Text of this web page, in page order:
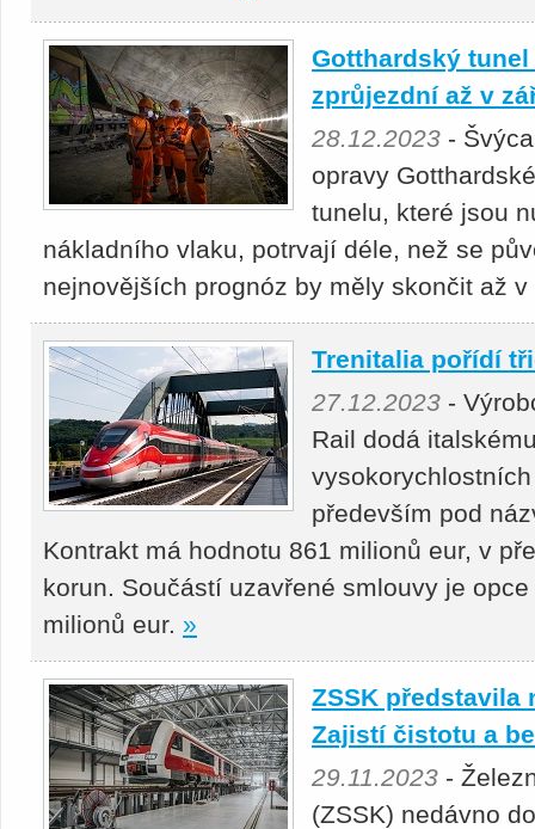
Gotthardský
zprůjezdní až v
28.12.2023 -
opravy
tunelu, které jsou
nákladního vlaku, potrvají déle, než se
nejnovějších prognóz by měly skončit až
Trenitalia pořídí
27.12.2023 -
Rail dodá
především pod
Kontrakt má hodnotu 861 milionů eur, v
korun. Součástí uzavřené smlouvy je
milionů eur. »
ZSSK představila
Zajistí čistotu a
29.11.2023 -
(ZSSK) nedávno